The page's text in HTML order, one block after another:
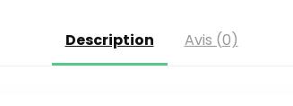
Description Avis (0)